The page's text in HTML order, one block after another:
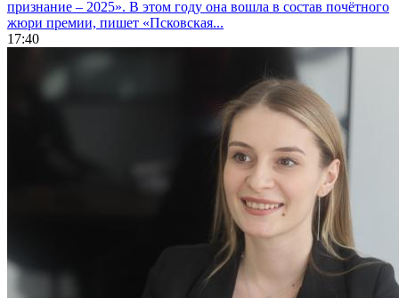
признание – 2025». В этом году она вошла в состав почётного
жюри премии, пишет «Псковская...
17:40